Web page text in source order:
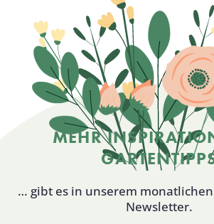
MEHR
… gibt es in unserem
Newsletter.